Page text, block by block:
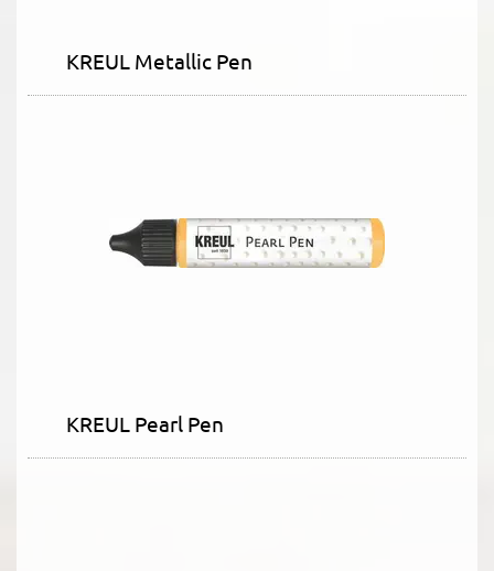
KREUL Metallic Pen
KREUL Pearl Pen